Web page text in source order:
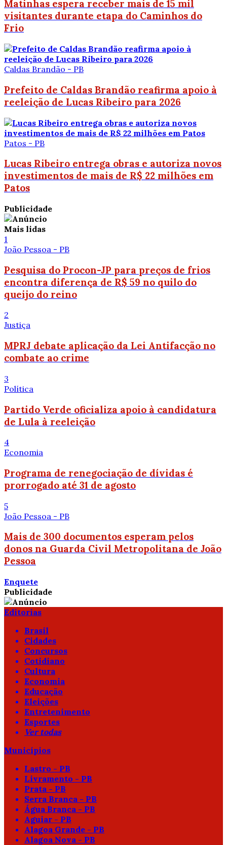
Matinhas espera receber mais de 15 mil
visitantes durante etapa do Caminhos do
Frio
Caldas Brandão - PB
Prefeito de Caldas Brandão reafirma apoio à
reeleição de Lucas Ribeiro para 2026
Patos - PB
Lucas Ribeiro entrega obras e autoriza novos
investimentos de mais de R$ 22 milhões em
Patos
Publicidade
Mais lidas
1
João Pessoa - PB
Pesquisa do Procon-JP para preços de frios
encontra diferença de R$ 59 no quilo do
queijo do reino
2
Justiça
MPRJ debate aplicação da Lei Antifacção no
combate ao crime
3
Política
Partido Verde oficializa apoio à candidatura
de Lula à reeleição
4
Economia
Programa de renegociação de dívidas é
prorrogado até 31 de agosto
5
João Pessoa - PB
Mais de 300 documentos esperam pelos
donos na Guarda Civil Metropolitana de João
Pessoa
Enquete
Publicidade
Editorias
Brasil
Cidades
Concursos
Cotidiano
Cultura
Economia
Educação
Eleições
Entretenimento
Esportes
Ver todas
Municípios
Lastro - PB
Livramento - PB
Prata - PB
Serra Branca - PB
Água Branca - PB
Aguiar - PB
Alagoa Grande - PB
Alagoa Nova - PB